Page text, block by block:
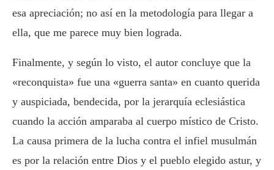
esa apreciación; no así en la metodología para llegar a
ella, que me parece muy bien lograda.
Finalmente, y según lo visto, el autor concluye que la
«reconquista» fue una «guerra santa» en cuanto querida
y auspiciada, bendecida, por la jerarquía eclesiástica
cuando la acción amparaba al cuerpo místico de Cristo.
La causa primera de la lucha contra el infiel musulmán
es por la relación entre Dios y el pueblo elegido astur, y